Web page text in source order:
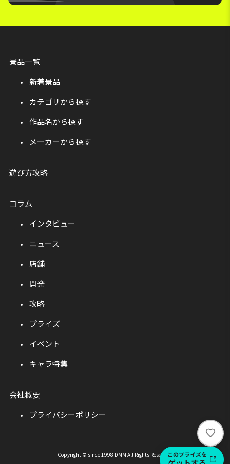
い
い
このプライズを
景品一覧
新着景品
カテゴリから探す
作品名から探す
メーカーから探す
遊び方攻略
コラム
インタビュー
ニュース
店舗
開発
攻略
プライズ
イベント
キャラ特集
会社概要
プライバシーポリシー
Copyright © since 1998 DMM All Rights Reserved.